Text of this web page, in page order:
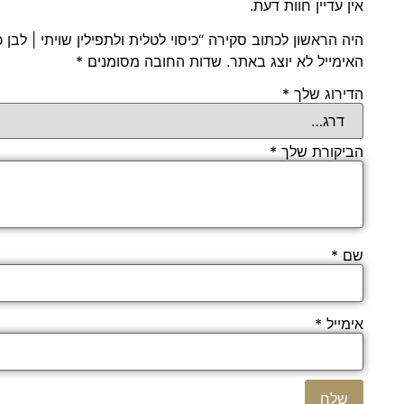
אין עדיין חוות דעת.
היה הראשון לכתוב סקירה “כיסוי לטלית ולתפילין שויתי |
האימייל לא יוצג באתר. שדות החובה מסומנים *
הדירוג שלך *
הביקורת שלך *
שם *
אימייל *